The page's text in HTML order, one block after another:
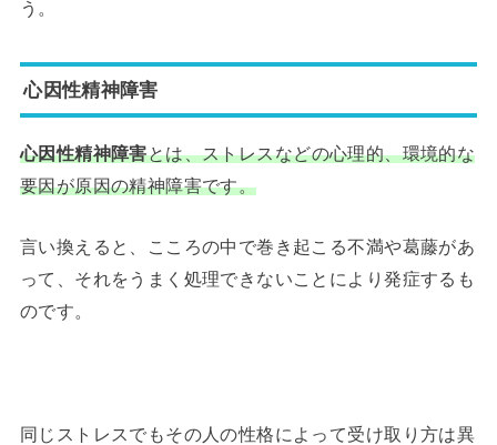
う。
心因性精神障害
心因性精神障害とは、ストレスなどの心理的、環境的な
要因が原因の精神障害です。
言い換えると、こころの中で巻き起こる不満や葛藤があ
って、それをうまく処理できないことにより発症するも
のです。
同じストレスでもその人の性格によって受け取り方は異